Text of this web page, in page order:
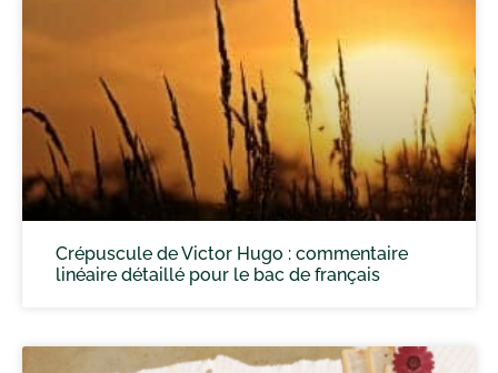
Crépuscule de Victor Hugo : commentaire
linéaire détaillé pour le bac de français